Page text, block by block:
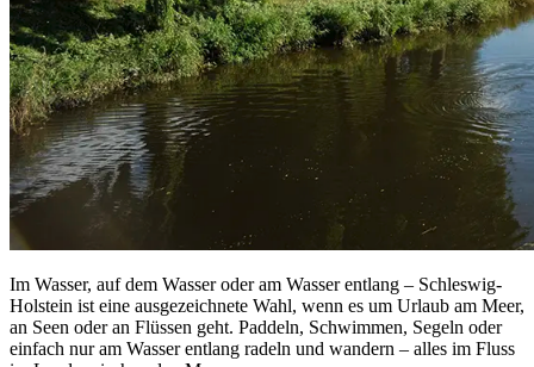
Im Wasser, auf dem Wasser oder am Wasser entlang – Schleswig-
Holstein ist eine ausgezeichnete Wahl, wenn es um Urlaub am Meer,
an Seen oder an Flüssen geht. Paddeln, Schwimmen, Segeln oder
einfach nur am Wasser entlang radeln und wandern – alles im Fluss